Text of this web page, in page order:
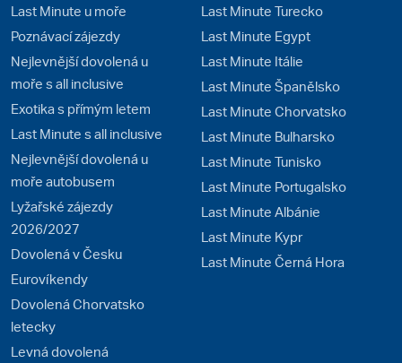
Last Minute u moře
Poznávací zájezdy
Nejlevnější dovolená u
moře s all inclusive
Exotika s přímým letem
Last Minute s all inclusive
Nejlevnější dovolená u
moře autobusem
Lyžařské zájezdy
2026/2027
Dovolená v Česku
Eurovíkendy
Dovolená Chorvatsko
letecky
Levná dovolená
Last Minute Turecko
Last Minute Egypt
Last Minute Itálie
Last Minute Španělsko
Last Minute Chorvatsko
Last Minute Bulharsko
Last Minute Tunisko
Last Minute Portugalsko
Last Minute Albánie
Last Minute Kypr
Last Minute Černá Hora